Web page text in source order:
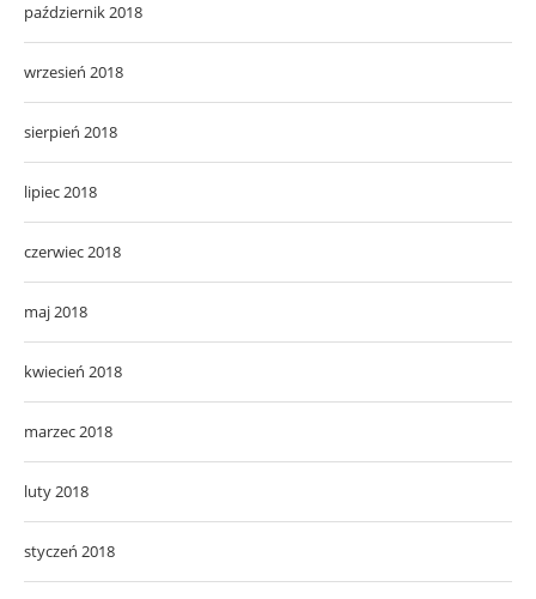
październik 2018
wrzesień 2018
sierpień 2018
lipiec 2018
czerwiec 2018
maj 2018
kwiecień 2018
marzec 2018
luty 2018
styczeń 2018